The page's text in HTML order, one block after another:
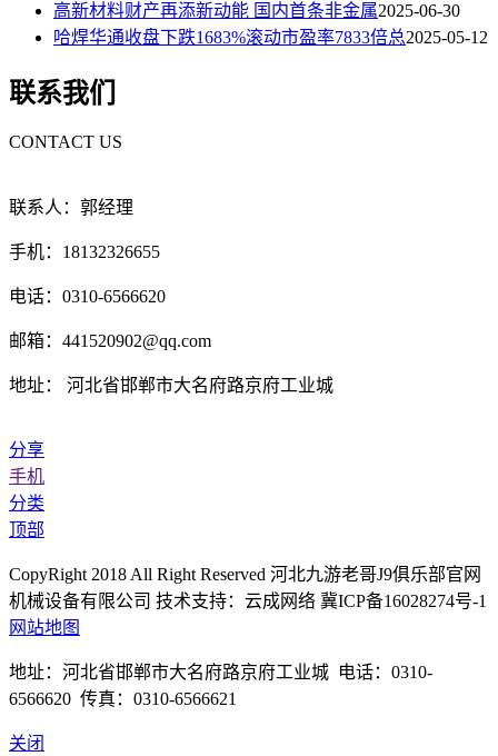
高新材料财产再添新动能 国内首条非金属2025-06-30
哈焊华通收盘下跌1683%滚动市盈率7833倍总2025-05-12
联系我们
CONTACT US
联系人：郭经理
手机：18132326655
电话：0310-6566620
邮箱：441520902@qq.com
地址： 河北省邯郸市大名府路京府工业城
分享
手机
分类
顶部
CopyRight 2018 All Right Reserved 河北九游老哥J9俱乐部官网
机械设备有限公司 技术支持：云成网络 冀ICP备16028274号-1
网站地图
地址：河北省邯郸市大名府路京府工业城 电话：0310-
6566620 传真：0310-6566621
关闭